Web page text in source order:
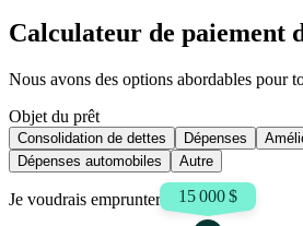
Calculateur de paiement
Nous avons des options abordables pour
Objet du prêt
Consolidation de dettes Dépenses
Dépenses automobiles
Autre
Je voudrais emprunter 15 000 $